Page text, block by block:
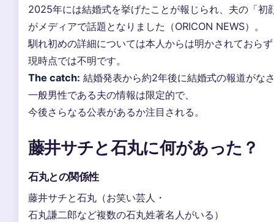
2025年には結婚式を挙げたことが報じられ、夫の「初
がメディアで話題となりました（ORICON NEWS）。
馴れ初めの詳細については本人からは明かされておら
現時点では不明です。
The catch: 結婚発表から約2年後に結婚式の報道がな
一般男性である夫の情報は限定的で、
今後さらなる公表があるか注目される。
藤井サチと石丸に何があった？
石丸との関係性
藤井サチと石丸（お笑い芸人・
石丸謙二郎など複数の石丸姓著名人がいる）